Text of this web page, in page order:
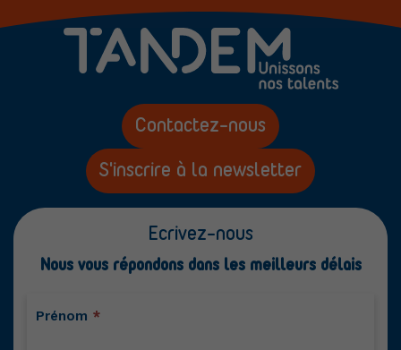
Contactez-nous
S'inscrire à la newsletter
Ecrivez-nous
Nous vous répondons dans les meilleurs délais
Contactez-
Prénom *